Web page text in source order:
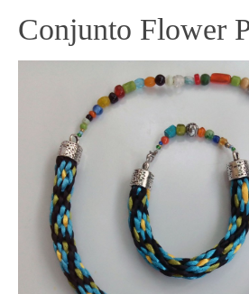
Conjunto Flower